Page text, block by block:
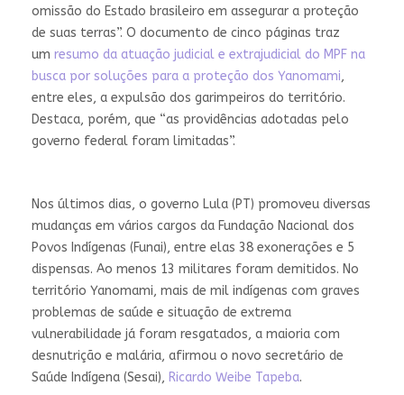
omissão do Estado brasileiro em assegurar a proteção
de suas terras”. O documento de cinco páginas traz
um resumo da atuação judicial e extrajudicial do MPF na
busca por soluções para a proteção dos Yanomami,
entre eles, a expulsão dos garimpeiros do território.
Destaca, porém, que “as providências adotadas pelo
governo federal foram limitadas”.
Nos últimos dias, o governo Lula (PT) promoveu diversas
mudanças em vários cargos da Fundação Nacional dos
Povos Indígenas (Funai), entre elas 38 exonerações e 5
dispensas. Ao menos 13 militares foram demitidos. No
território Yanomami, mais de mil indígenas com graves
problemas de saúde e situação de extrema
vulnerabilidade já foram resgatados, a maioria com
desnutrição e malária, afirmou o novo secretário de
Saúde Indígena (Sesai), Ricardo Weibe Tapeba.